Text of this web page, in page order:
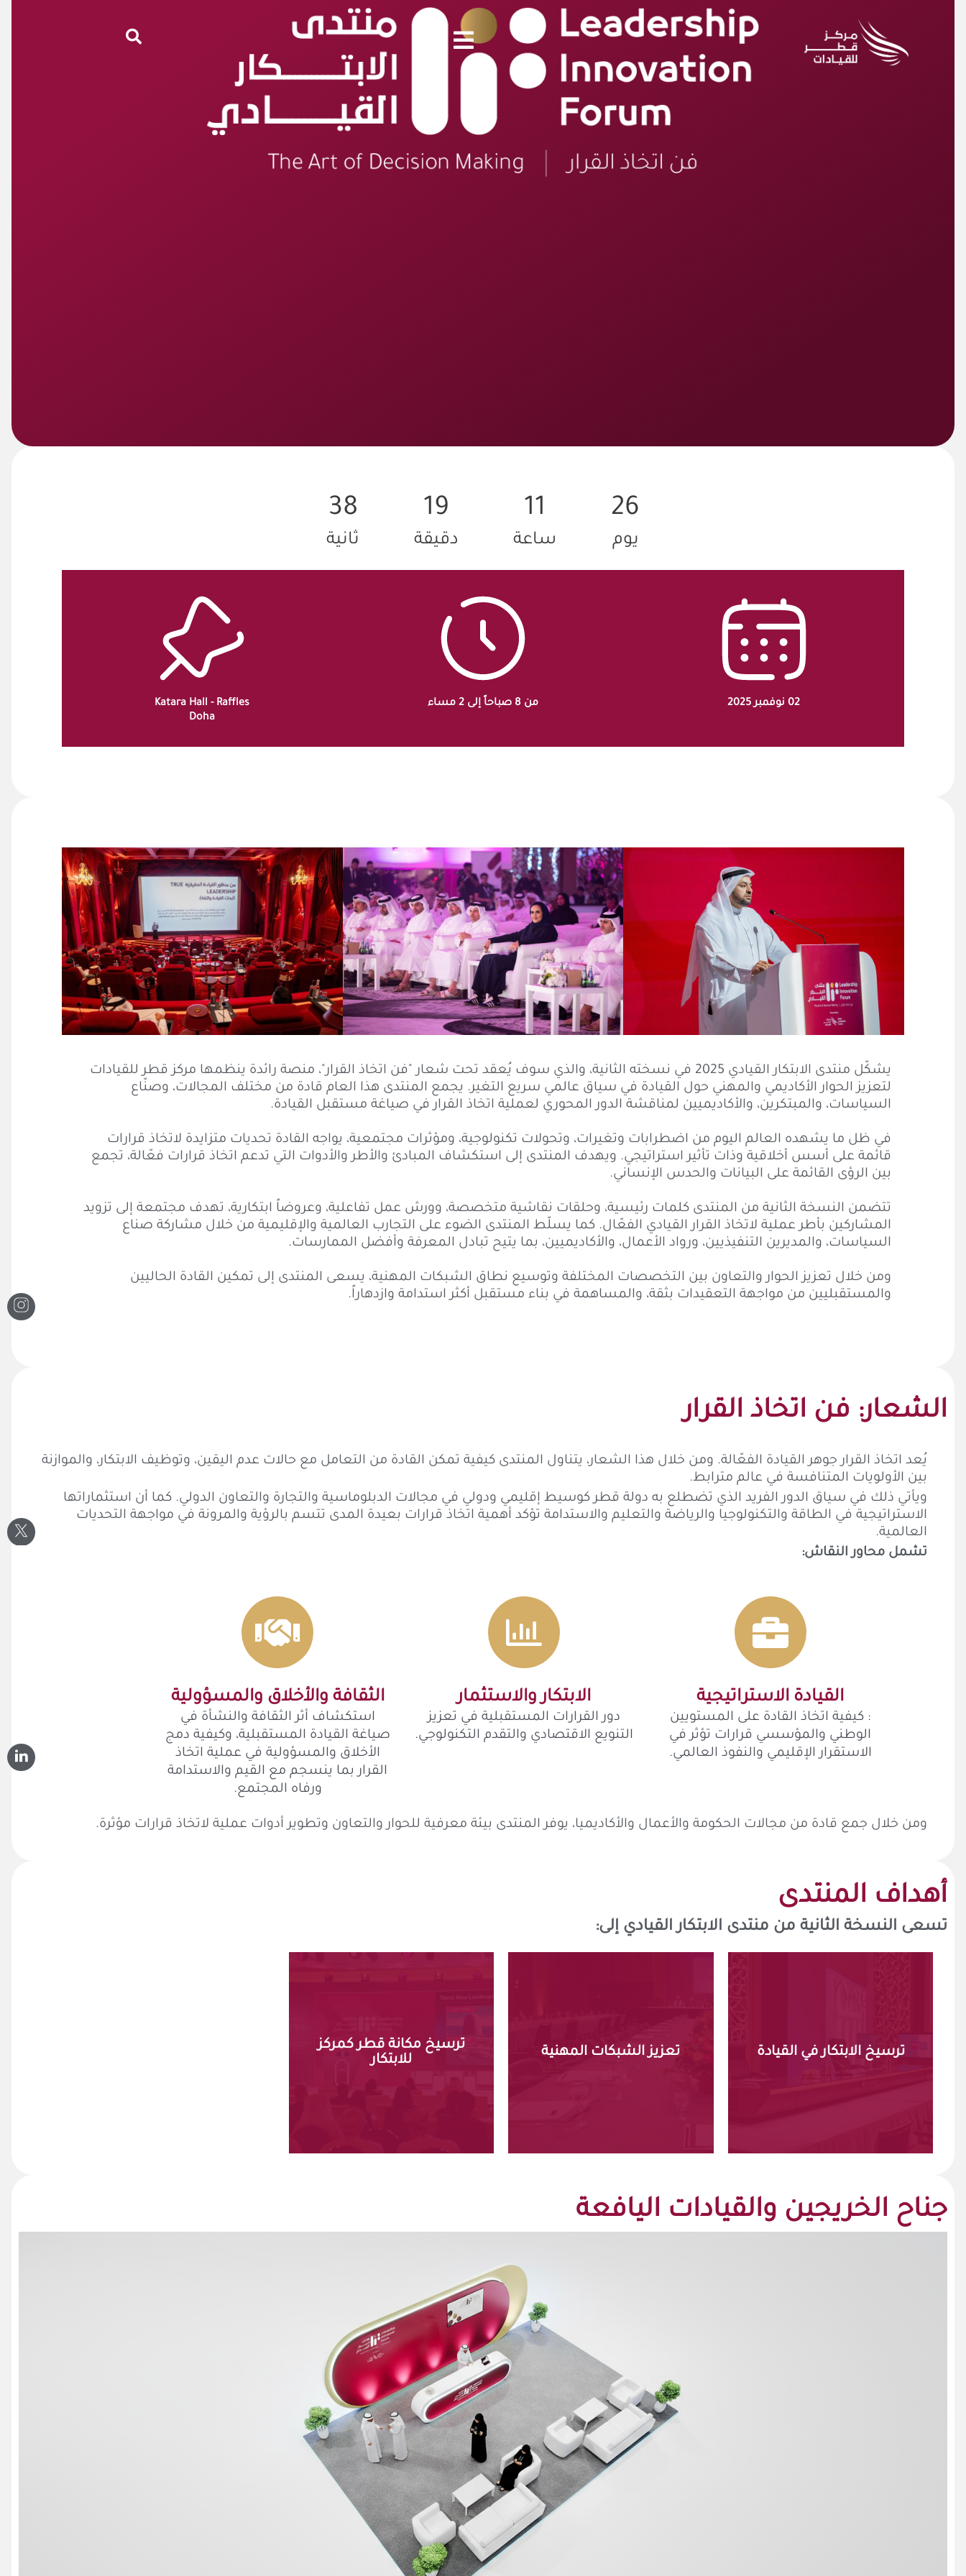
26
يوم
11
ساعة
19
دقيقة
37
ثانية
02 نوفمبر 2025 من 8 صباحاً إلى 2 مساء
Katara Hall - Raffles
Doha
يشكّل منتدى الابتكار القيادي 2025 في نسخته الثانية، والذي سوف يُعقد تحت شعار "فن اتخاذ القرار"، منصة رائدة ينظمها مركز قطر للقيادات
لتعزيز الحوار الأكاديمي والمهني حول القيادة في سياق عالمي سريع التغير. يجمع المنتدى هذا العام قادة من مختلف المجالات، وصنّاع
السياسات، والمبتكرين، والأكاديميين لمناقشة الدور المحوري لعملية اتخاذ القرار في صياغة مستقبل القيادة.
في ظل ما يشهده العالم اليوم من اضطرابات وتغيرات، وتحولات تكنولوجية، ومؤثرات مجتمعية، يواجه القادة تحديات متزايدة لاتخاذ قرارات
قائمة على أسس أخلاقية وذات تأثير استراتيجي. ويهدف المنتدى إلى استكشاف المبادئ والأطر والأدوات التي تدعم اتخاذ قرارات فعّالة، تجمع
بين الرؤى القائمة على البيانات والحدس الإنساني.
تتضمن النسخة الثانية من المنتدى كلمات رئيسية، وحلقات نقاشية متخصصة، وورش عمل تفاعلية، وعروضاً ابتكارية، تهدف مجتمعة إلى تزويد
المشاركين بأطر عملية لاتخاذ القرار القيادي الفعّال. كما يسلّط المنتدى الضوء على التجارب العالمية والإقليمية من خلال مشاركة صناع
السياسات، والمديرين التنفيذيين، ورواد الأعمال، والأكاديميين، بما يتيح تبادل المعرفة وأفضل الممارسات.
ومن خلال تعزيز الحوار والتعاون بين التخصصات المختلفة وتوسيع نطاق الشبكات المهنية، يسعى المنتدى إلى تمكين القادة الحاليين
والمستقبليين من مواجهة التعقيدات بثقة، والمساهمة في بناء مستقبل أكثر استدامة وازدهاراً.
الشعار: فن اتخاذ القرار
يُعد اتخاذ القرار جوهر القيادة الفعّالة. ومن خلال هذا الشعار، يتناول المنتدى كيفية تمكن القادة من التعامل مع حالات عدم اليقين، وتوظيف الابتكار، والموازنة
بين الأولويات المتنافسة في عالم مترابط.
ويأتي ذلك في سياق الدور الفريد الذي تضطلع به دولة قطر كوسيط إقليمي ودولي في مجالات الدبلوماسية والتجارة والتعاون الدولي. كما أن استثماراتها
الاستراتيجية في الطاقة والتكنولوجيا والرياضة والتعليم والاستدامة تؤكد أهمية اتخاذ قرارات بعيدة المدى تتسم بالرؤية والمرونة في مواجهة التحديات
العالمية.
تشمل محاور النقاش:
القيادة الاستراتيجية
: كيفية اتخاذ القادة على المستويين
الوطني والمؤسسي قرارات تؤثر في
الاستقرار الإقليمي والنفوذ العالمي.
الابتكار والاستثمار
دور القرارات المستقبلية في تعزيز
التنويع الاقتصادي والتقدم التكنولوجي.
الثقافة والأخلاق والمسؤولية
استكشاف أثر الثقافة والنشأة في
صياغة القيادة المستقبلية، وكيفية دمج
الأخلاق والمسؤولية في عملية اتخاذ
القرار بما ينسجم مع القيم والاستدامة
ورفاه المجتمع.
ومن خلال جمع قادة من مجالات الحكومة والأعمال والأكاديميا، يوفر المنتدى بيئة معرفية للحوار والتعاون وتطوير أدوات عملية لاتخاذ قرارات مؤثرة.
أهداف المنتدى
تسعى النسخة الثانية من منتدى الابتكار القيادي إلى:
ترسيخ الابتكار في القيادة
المبتكرة التي تقود إلى
التغيير التحويلي، مع التركيز تعزيز الشبكات المهنية
القطاعات المختلفة
ترسيخ مكانة قطر كمركز
للابتكار
والقيادة، وجذب الشركاء
الدوليين، وتعزيز مكانتها
جناح الخريجين والقيادات اليافعة